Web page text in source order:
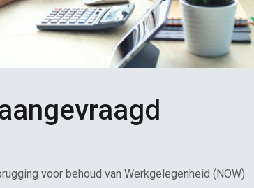
voor behoud van Werkgelegenheid (NOW)